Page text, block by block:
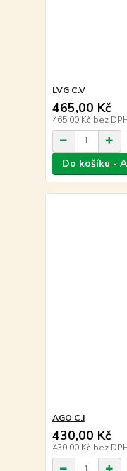
LVG C.V
465,00 Kč
465,00 Kč bez
Do košíku -
AGO C.I
430,00 Kč
430,00 Kč bez